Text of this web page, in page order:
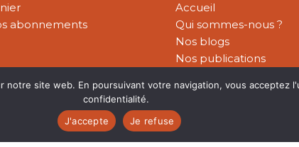
abonnements
Accueil
Qui sommes-nous ?
Nos blogs
Nos publications
personnelles
© 2026 Croire-Publications. Tous
site web. En poursuivant votre navigation, vous acceptez
confidentialité.
J'accepte
Je refuse